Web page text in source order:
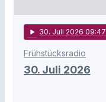
play_arrow 30. Juli 2026 09:47
Frühstücksradio
30. Juli 2026